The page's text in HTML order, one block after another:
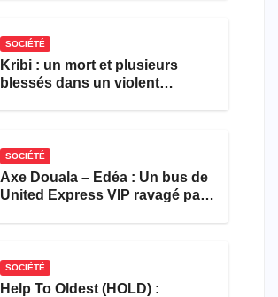
SOCIÉTÉ
Kribi : un mort et plusieurs
blessés dans un violent
SOCIÉTÉ
Axe Douala – Edéa : Un bus de
United Express VIP ravagé par
SOCIÉTÉ
Help To Oldest (HOLD) :